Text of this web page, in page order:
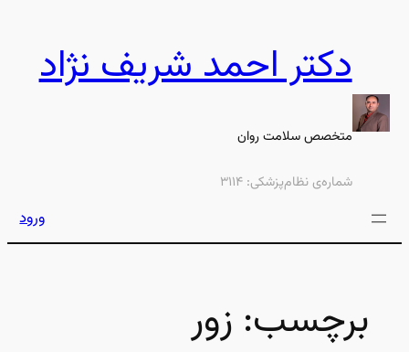
دکتر احمد شریف نژاد
متخصص سلامت روان
شماره‌ی نظام‌پزشکی: ۳۱۱۴
ورود
برچسب: زور